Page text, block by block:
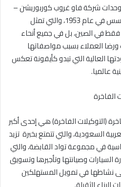
شركة فاو غروب كوربوريشن –
عملاق السيارات الصينية الذي تأسس في عام 1953، والتي تمثل
في الصين، بل في جميع أنحاء
ورضا العملاء بسبب مواصفاتها
العالية التي تبدو كأيقونة تعكس
عالميا.
الفاخرة
(التوكيلاتالفاخرة) هي إحدى أكبر
السعودية، والتي تتمتع بخبرة تزيد
في مجموعة تواد القابضة، والتي
وصيانتها وتأجيرها وتسويق
نشاطها في تمويل المستهلكين